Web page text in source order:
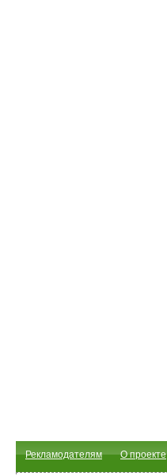
Рекламодателям О проекте